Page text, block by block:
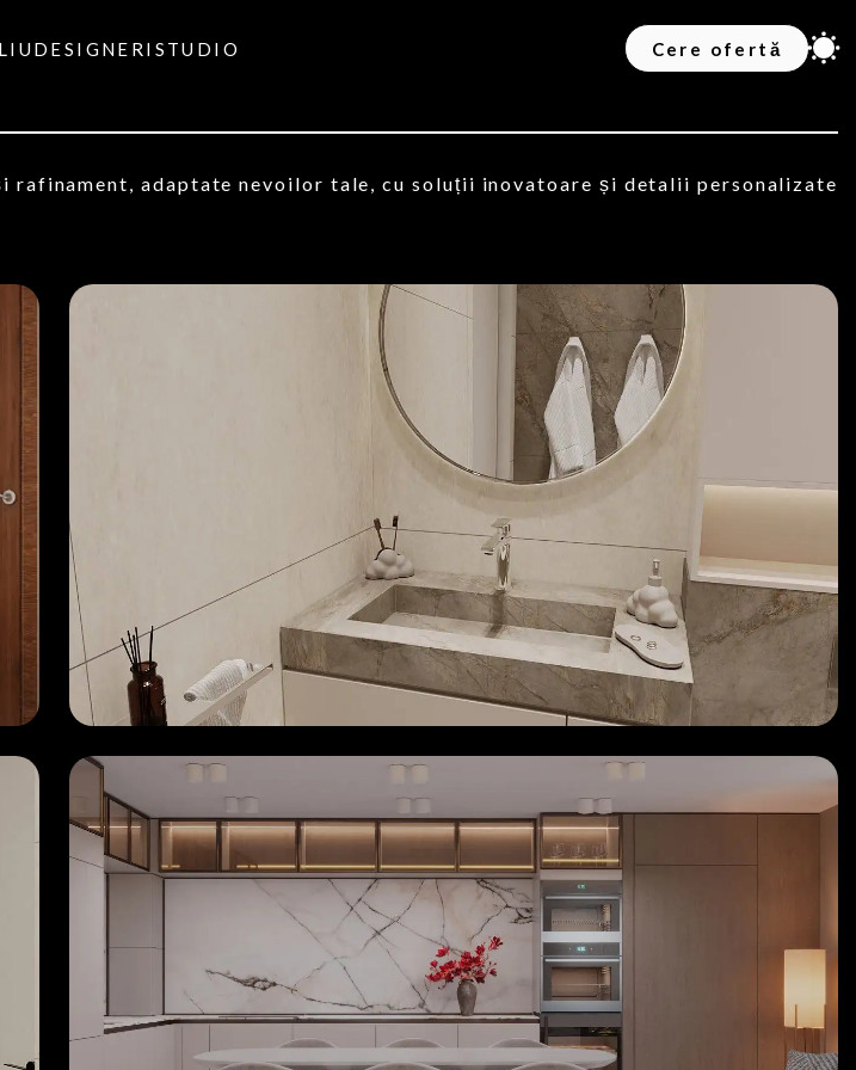
DESIGNERI STUDIO Cere ofertă
adaptate nevoilor tale, cu soluții inovatoare și detalii personalizate